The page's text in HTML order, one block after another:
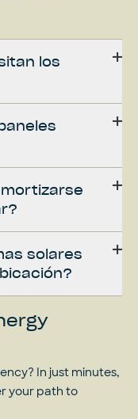
los
solares
In just minutes,
your path to